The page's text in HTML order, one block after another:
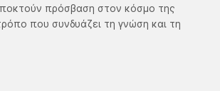
πρόσβαση στον κόσμο της
που συνδυάζει τη γνώση και τη